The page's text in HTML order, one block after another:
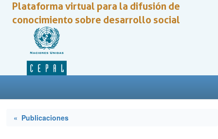
Plataforma virtual para la difusión de
conocimiento sobre desarrollo social
« Publicaciones